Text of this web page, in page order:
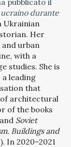
pubblicato il
durante
Ukrainian
Her
urban
with a
studies. She is
a leading
that
architectural
of the books
Soviet
Buildings and
In 2020–2021